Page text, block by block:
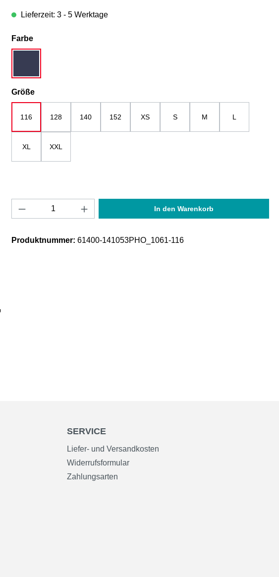
Lieferzeit: 3 - 5 Werktage
Farbeauswählen
Größeauswählen
116 128 140 152 XS S M L
XL XXL
Produkt Anzahl: Gib den gewünschten Wert ein
In den Warenkorb
Produktnummer: 61400-141053PHO_1061-116
SERVICE
Liefer- und Versandkosten
Widerrufsformular
Zahlungsarten